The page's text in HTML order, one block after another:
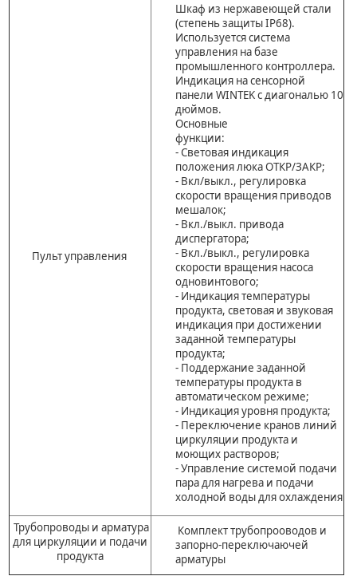
Пульт управления
Шкаф из нержавеющей стали
(степень защиты IP68).
Используется система
управления на базе
промышленного контроллера.
Индикация на сенсорной
панели WINTEK с диагональю 10
дюймов.
Основные
функции:
- Световая индикация
положения люка ОТКР/ЗАКР;
- Вкл/выкл., регулировка
скорости вращения приводов
мешалок;
- Вкл./выкл. привода
диспергатора;
- Вкл./выкл., регулировка
скорости вращения насоса
одновинтового;
- Индикация температуры
продукта, световая и звуковая
индикация при достижении
заданной температуры
продукта;
- Поддержание заданной
температуры продукта в
автоматическом режиме;
- Индикация уровня продукта;
- Переключение кранов линий
циркуляции продукта и
моющих растворов;
- Управление системой подачи
пара для нагрева и подачи
холодной воды для охлаждения
Трубопроводы и арматура
для циркуляции и подачи
продукта
Комплект трубопрооводов и
запорно-переключаючей
арматуры